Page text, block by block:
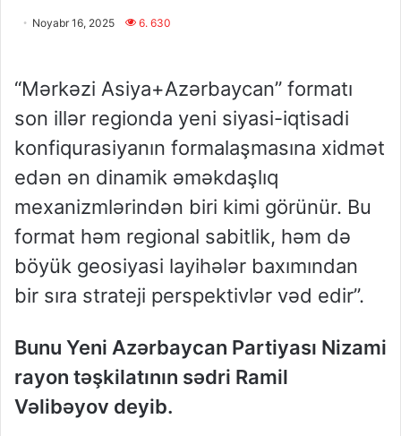
Noyabr 16, 2025 6. 630
“Mərkəzi Asiya+Azərbaycan” formatı
son illər regionda yeni siyasi-iqtisadi
konfiqurasiyanın formalaşmasına xidmət
edən ən dinamik əməkdaşlıq
mexanizmlərindən biri kimi görünür. Bu
format həm regional sabitlik, həm də
böyük geosiyasi layihələr baxımından
bir sıra strateji perspektivlər vəd edir”.
Bunu Yeni Azərbaycan Partiyası Nizami
rayon təşkilatının sədri Ramil
Vəlibəyov deyib.